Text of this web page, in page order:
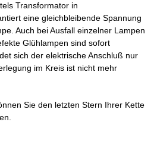
Transformator in
eine gleichbleibende Spannung
Auch bei Ausfall einzelner Lampen
Glühlampen sind sofort
sich der elektrische Anschluß nur
im Kreis ist nicht mehr
Sie den letzten Stern Ihrer Kette